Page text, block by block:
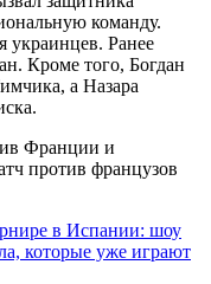
команду.
украинцев. Ранее
Кроме того, Богдан
а Назара
Франции и
против французов
в Испании: шоу
которые уже играют